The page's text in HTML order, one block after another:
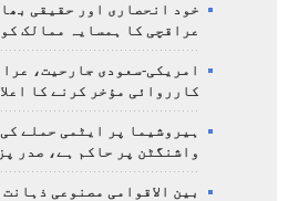
خود انحصاری اور حقیقی
عراقچی کا ہمسایہ ممالک
امریکی-سعودی جارحیت،
کارروائی مؤخر کرنے کا
ہیروشیما پر ایٹمی حملے
واشنگٹن پر حاکم ہے، صدر
بین الاقوامی مصنوعی